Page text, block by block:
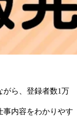
がら、登録者数1万
事内容をわかりやす